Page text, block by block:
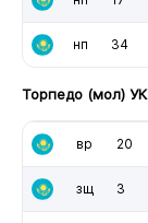
нп 34
Торпедо (мол) УК
вр 20
зщ 3